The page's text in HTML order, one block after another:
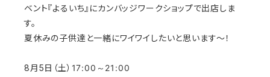
ベント『よるいち』にカンバッジワークショップで出店しま
す。
夏休みの子供達と一緒にワイワイしたいと思います～！
8月5日（土） 17:00～21:00